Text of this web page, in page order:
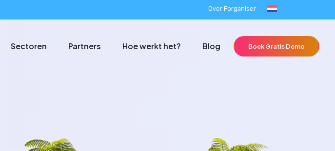
Over Forganiser
Sectoren Partners Hoe werkt het? Blog Boek Gratis Demo